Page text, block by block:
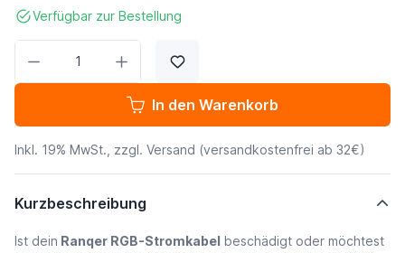
Verfügbar zur Bestellung
In den Warenkorb
Inkl. 19% MwSt., zzgl. Versand (versandkostenfrei ab 32€)
Kurzbeschreibung
Ist dein Ranqer RGB-Stromkabel beschädigt oder möchtest